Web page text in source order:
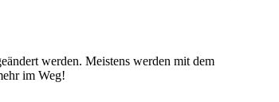
werden. Meistens werden mit dem
im Weg!